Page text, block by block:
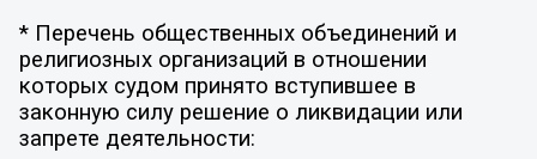
* Перечень общественных объединений и
религиозных организаций в отношении
которых судом принято вступившее в
законную силу решение о ликвидации или
запрете деятельности: